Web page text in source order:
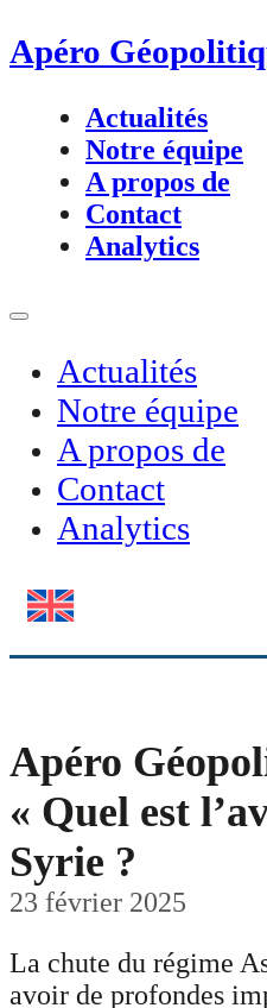
Apéro
Actualités
Notre équipe
A propos de
Contact
Analytics
Actualités
Notre équipe
A propos de
Contact
Analytics
Apéro
« Quel est
Syrie ?
23 février 2025
La chute du régime
avoir de profondes